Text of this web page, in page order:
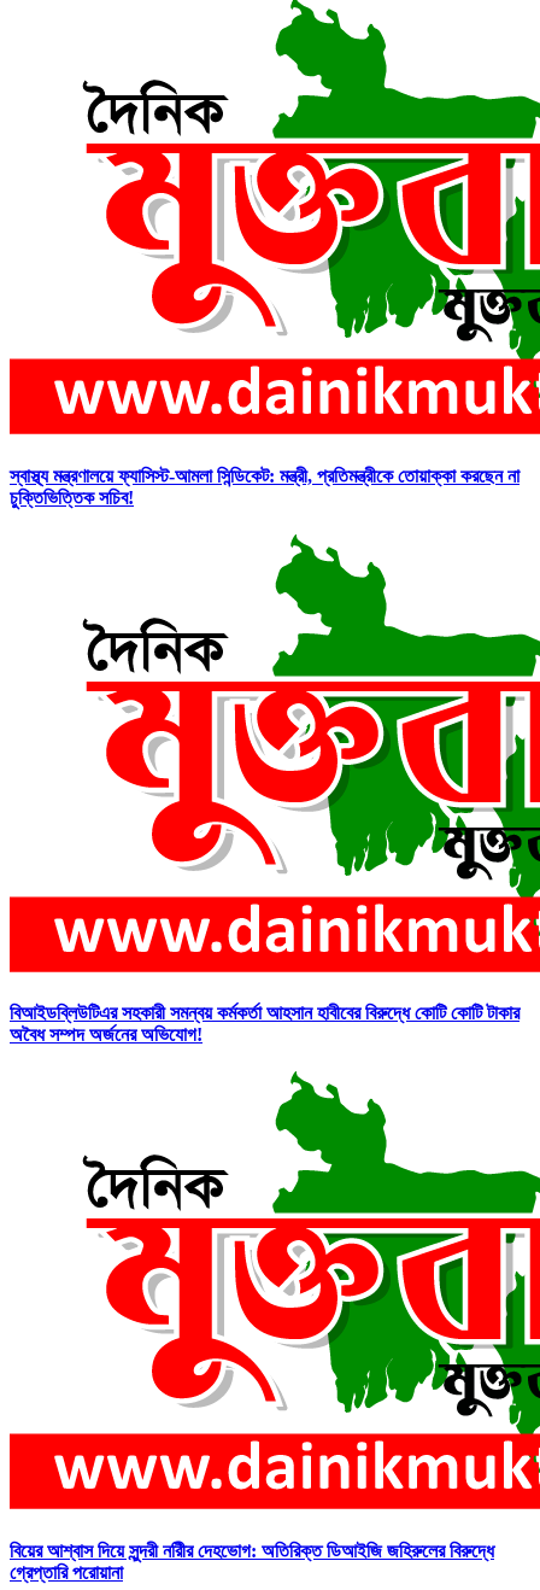
স্বাস্থ্য মন্ত্রণালয়ে ফ্যাসিস্ট-আমলা সিন্ডিকেট: মন্ত্রী, প্রতিমন্ত্রীকে তোয়াক্কা করছেন না
চুক্তিভিত্তিক সচিব!
বিআইডব্লিউটিএর সহকারী সমন্বয় কর্মকর্তা আহসান হাবীবের বিরুদ্ধে কোটি কোটি টাকার
অবৈধ সম্পদ অর্জনের অভিযোগ!
বিয়ের আশ্বাস দিয়ে সুন্দরী নরিীর দেহভোগ: অতিরিক্ত ডিআইজি জহিরুলের বিরুদ্ধে
গ্রেপ্তারি পরোয়ানা